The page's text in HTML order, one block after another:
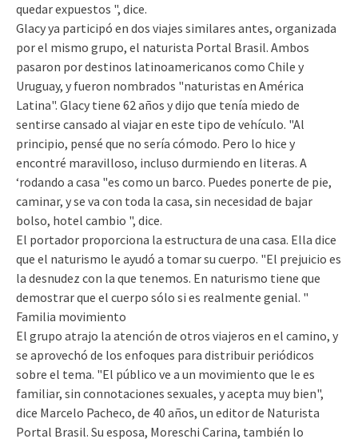
quedar expuestos ", dice.
Glacy ya participó en dos viajes similares antes, organizada
por el mismo grupo, el naturista Portal Brasil. Ambos
pasaron por destinos latinoamericanos como Chile y
Uruguay, y fueron nombrados "naturistas en América
Latina". Glacy tiene 62 años y dijo que tenía miedo de
sentirse cansado al viajar en este tipo de vehículo. "Al
principio, pensé que no sería cómodo. Pero lo hice y
encontré maravilloso, incluso durmiendo en literas. A
‘rodando a casa "es como un barco. Puedes ponerte de pie,
caminar, y se va con toda la casa, sin necesidad de bajar
bolso, hotel cambio ", dice.
El portador proporciona la estructura de una casa. Ella dice
que el naturismo le ayudó a tomar su cuerpo. "El prejuicio es
la desnudez con la que tenemos. En naturismo tiene que
demostrar que el cuerpo sólo si es realmente genial. "
Familia movimiento
El grupo atrajo la atención de otros viajeros en el camino, y
se aprovechó de los enfoques para distribuir periódicos
sobre el tema. "El público ve a un movimiento que le es
familiar, sin connotaciones sexuales, y acepta muy bien",
dice Marcelo Pacheco, de 40 años, un editor de Naturista
Portal Brasil. Su esposa, Moreschi Carina, también lo